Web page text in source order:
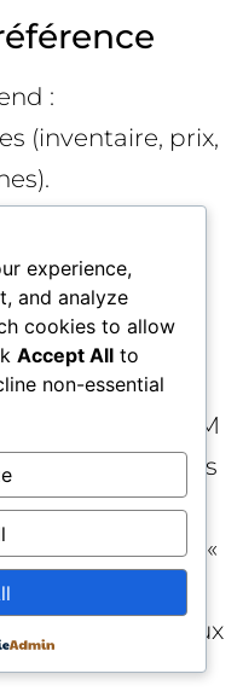
:
(inventaire, prix,
voyage
(règles +
les briques.
contrôlée (LLM
textuelles
(rendre visible «
choisie).
et journaux
experience,
and analyze
cookies to allow
Accept All to
non-essential